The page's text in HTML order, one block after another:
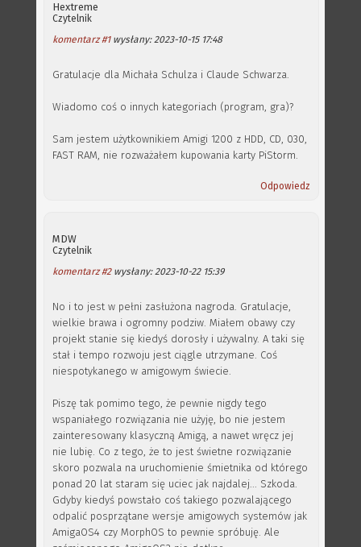
Hextreme
Czytelnik
komentarz #1wysłany: 2023-10-15 17:48
Gratulacje dla Michała Schulza i Claude Schwarza.
Wiadomo coś o innych kategoriach (program, gra)?
Sam jestem użytkownikiem Amigi 1200 z HDD, CD, 030,
FAST RAM, nie rozważałem kupowania karty PiStorm.
Odpowiedz
MDW
Czytelnik
komentarz #2wysłany: 2023-10-22 15:39
No i to jest w pełni zasłużona nagroda. Gratulacje,
wielkie brawa i ogromny podziw. Miałem obawy czy
projekt stanie się kiedyś dorosły i używalny. A taki się
stał i tempo rozwoju jest ciągle utrzymane. Coś
niespotykanego w amigowym świecie.
Piszę tak pomimo tego, że pewnie nigdy tego
wspaniałego rozwiązania nie użyję, bo nie jestem
zainteresowany klasyczną Amigą, a nawet wręcz jej
nie lubię. Co z tego, że to jest świetne rozwiązanie
skoro pozwala na uruchomienie śmietnika od którego
ponad 20 lat staram się uciec jak najdalej... Szkoda.
Gdyby kiedyś powstało coś takiego pozwalającego
odpalić posprzątane wersje amigowych systemów jak
AmigaOS4 czy MorphOS to pewnie spróbuję. Ale